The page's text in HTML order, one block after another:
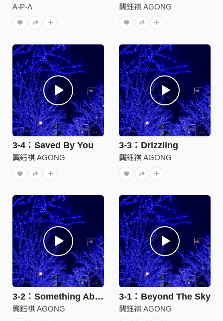
A-P-Λ 龔鈺祺 AGONG
3-4：Saved By You
龔鈺祺 AGONG
3-3：Drizzling
龔鈺祺 AGONG
3-2：Something About Blue
龔鈺祺 AGONG
3-1：Beyond The Sky
龔鈺祺 AGONG